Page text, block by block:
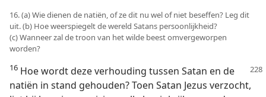
16. (a) Wie dienen de natiën, of ze dit nu wel of niet beseffen? Leg dit
uit. (b) Hoe weerspiegelt de wereld Satans persoonlijkheid?
(c) Wanneer zal de troon van het wilde beest omvergeworpen
worden?
16 Hoe wordt deze verhouding tussen Satan en de
natiën in stand gehouden? Toen Satan Jezus verzocht,